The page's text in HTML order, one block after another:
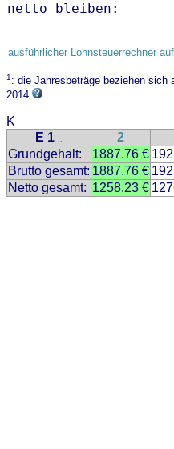
netto
ausführlicher Lohnsteuerrechner
1: die Jahresbeträge beziehen sich
2014
K
E 1 .. 2
Grundgehalt:
1887.76 €
Brutto gesamt: 1887.76 €
Netto gesamt: 1258.23 €